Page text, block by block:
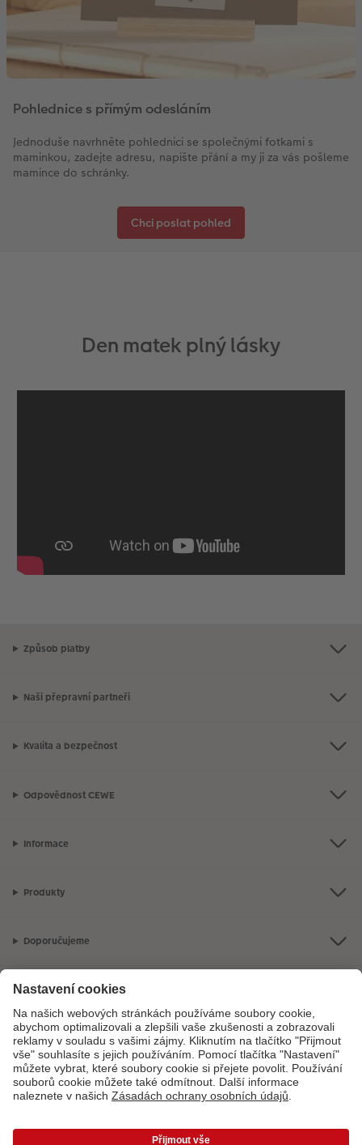
Pohlednice s přímým odesláním
Jednoduše navrhněte pohlednici se společnými fotkami s
maminkou, zadejte adresu, napište přání a my ji za vás pošleme
mamince do schránky.
Chci poslat pohled
Den matek plný lásky
Způsob platby
Naši přepravní partneři
Kvalita a bezpečnost
Odpovědnost CEWE
Informace
Produkty
Doporučujeme
O společnosti
+ 420 272 071 395